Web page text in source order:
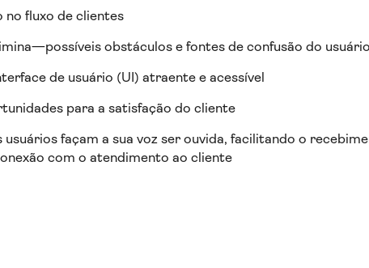
no fluxo de clientes
obstáculos e fontes de confusão do usuário
de usuário (UI) atraente e acessível
para a satisfação do cliente
usuários façam a sua voz ser ouvida, facilitando o
com o atendimento ao cliente